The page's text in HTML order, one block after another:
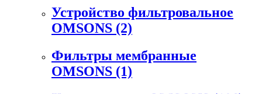
Устройство фильтровальное
OMSONS (2)
Фильтры мембранные
OMSONS (1)